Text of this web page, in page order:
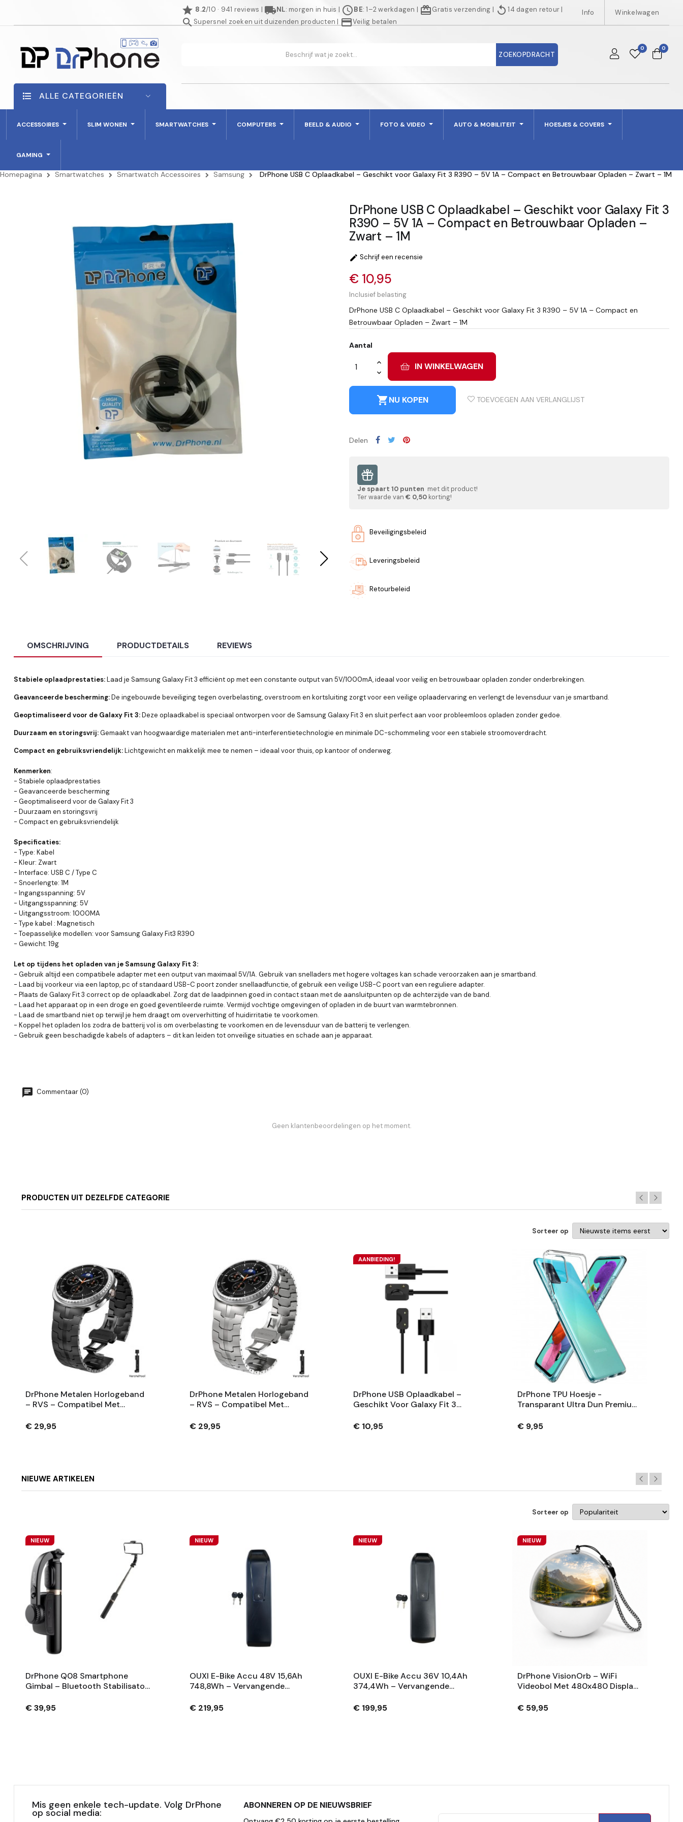
star 8.2/10 · 941 reviews | local_shippingNL: morgen in huis | scheduleBE: 1–2 werkdagen | redeemGratis verzending | replay14 dagen retour |
searchSupersnel zoeken uit duizenden producten | credit_cardVeilig betalen
Info Winkelwagen
ZOEKOPDRACHT
0 0
ALLE CATEGORIEËN
ACCESSOIRES SLIM WONEN SMARTWATCHES COMPUTERS BEELD & AUDIO FOTO & VIDEO AUTO & MOBILITEIT HOESJES & COVERS
GAMING
Homepagina Smartwatches Smartwatch Accessoires Samsung DrPhone USB C Oplaadkabel – Geschikt voor Galaxy Fit 3 R390 – 5V 1A – Compact en Betrouwbaar Opladen – Zwart – 1M
DrPhone USB C Oplaadkabel – Geschikt voor Galaxy Fit 3
R390 – 5V 1A – Compact en Betrouwbaar Opladen –
Zwart – 1M
 Schrijf een recensie
€ 10,95
Inclusief belasting
DrPhone USB C Oplaadkabel – Geschikt voor Galaxy Fit 3 R390 – 5V 1A – Compact en
Betrouwbaar Opladen – Zwart – 1M
Aantal
IN WINKELWAGEN
shopping_cartNU KOPEN TOEVOEGEN AAN VERLANGLIJST
Delen
Je spaart 10 punten met dit product!
Ter waarde van € 0,50 korting!
Beveiligingsbeleid
Leveringsbeleid
Retourbeleid
OMSCHRIJVING PRODUCTDETAILS REVIEWS
Stabiele oplaadprestaties:Laad je Samsung Galaxy Fit 3 efficiënt op met een constante output van 5V/1000mA, ideaal voor veilig en betrouwbaar opladen zonder onderbrekingen.
Geavanceerde bescherming:De ingebouwde beveiliging tegen overbelasting, overstroom en kortsluiting zorgt voor een veilige oplaadervaring en verlengt de levensduur van je smartband.
Geoptimaliseerd voor de Galaxy Fit 3:Deze oplaadkabel is speciaal ontworpen voor de Samsung Galaxy Fit 3 en sluit perfect aan voor probleemloos opladen zonder gedoe.
Duurzaam en storingsvrij:Gemaakt van hoogwaardige materialen met anti-interferentietechnologie en minimale DC-schommeling voor een stabiele stroomoverdracht.
Compact en gebruiksvriendelijk:Lichtgewicht en makkelijk mee te nemen – ideaal voor thuis, op kantoor of onderweg.
Kenmerken:
- Stabiele oplaadprestaties
- Geavanceerde bescherming
- Geoptimaliseerd voor de Galaxy Fit 3
- Duurzaam en storingsvrij
- Compact en gebruiksvriendelijk
Specificaties:
- Type: Kabel
- Kleur: Zwart
- Interface: USB C / Type C
- Snoerlengte: 1M
- Ingangsspanning: 5V
- Uitgangsspanning: 5V
- Uitgangsstroom: 1000MA
- Type kabel : Magnetisch
- Toepasselijke modellen: voor Samsung Galaxy Fit3 R390
- Gewicht: 19g
Let op tijdens het opladen van je Samsung Galaxy Fit 3:
- Gebruik altijd een compatibele adapter met een output van maximaal 5V/1A. Gebruik van snelladers met hogere voltages kan schade veroorzaken aan je smartband.
- Laad bij voorkeur via een laptop, pc of standaard USB-C poort zonder snellaadfunctie, of gebruik een veilige USB-C poort van een reguliere adapter.
- Plaats de Galaxy Fit 3 correct op de oplaadkabel. Zorg dat de laadpinnen goed in contact staan met de aansluitpunten op de achterzijde van de band.
- Laad het apparaat op in een droge en goed geventileerde ruimte. Vermijd vochtige omgevingen of opladen in de buurt van warmtebronnen.
- Laad de smartband niet op terwijl je hem draagt om oververhitting of huidirritatie te voorkomen.
- Koppel het opladen los zodra de batterij vol is om overbelasting te voorkomen en de levensduur van de batterij te verlengen.
- Gebruik geen beschadigde kabels of adapters – dit kan leiden tot onveilige situaties en schade aan je apparaat.
Commentaar (0)
Geen klantenbeoordelingen op het moment.
PRODUCTEN UIT DEZELFDE CATEGORIE
Sorteer op
DrPhone Metalen Horlogeband
– RVS – Compatibel Met
47mm - Zwart
€ 29,95
DrPhone Metalen Horlogeband
– RVS – Compatibel Met
47mm - Zilver
€ 29,95
AANBIEDING!
DrPhone USB Oplaadkabel –
Geschikt Voor Galaxy Fit 3
Betrouwbaar Opladen – Zwart –
€ 10,95
DrPhone TPU Hoesje -
Transparant Ultra Dun Premium
Samsung Galaxy A91
€ 9,95
NIEUWE ARTIKELEN
Sorteer op
NIEUW
DrPhone Q08 Smartphone
Gimbal – Bluetooth Stabilisator
Zwart
€ 39,95
NIEUW
OUXI E-Bike Accu 48V 15,6Ah
748,8Wh – Vervangende
Sleutels – Zwart
€ 219,95
NIEUW
OUXI E-Bike Accu 36V 10,4Ah
374,4Wh – Vervangende
Sleutels – Zwart
€ 199,95
NIEUW
DrPhone VisionOrb – WiFi
Videobol Met 480x480 Display
– USB-C – Wit
€ 59,95
Mis geen enkele tech-update. Volg DrPhone
op social media:
ABONNEREN OP DE NIEUWSBRIEF